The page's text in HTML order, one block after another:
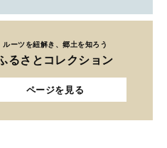
ルーツを紐解き、郷土を知ろう
るさとコレクション
ページを見る